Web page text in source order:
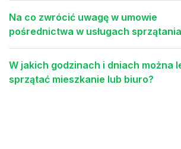
Na co zwrócić uwagę w umowie
pośrednictwa w usługach
W jakich godzinach i dniach można
sprzątać mieszkanie lub biuro?